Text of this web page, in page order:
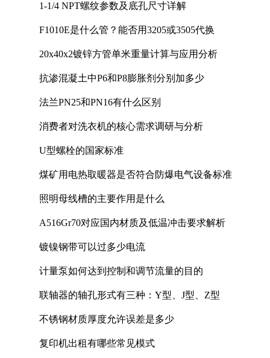
1-1/4 NPT螺纹参数及底孔尺寸详解
F1010E是什么管？能否用3205或3505代换
20x40x2镀锌方管单米重量计算与应用分析
抗渗混凝土中P6和P8膨胀剂分别加多少
法兰PN25和PN16有什么区别
消费者对洗衣机的核心需求调研与分析
U型螺栓的国家标准
煤矿用电热取暖器是否符合防爆电气设备标准
照明母线槽的主要作用是什么
A516Gr70对应国内材质及低温冲击要求解析
镀镍钢带可以过多少电流
计量泵如何达到控制和调节流量的目的
联轴器的轴孔形式有三种：Y型、J型、Z型
不锈钢材质厚度允许误差是多少
复印机出租有哪些常见模式